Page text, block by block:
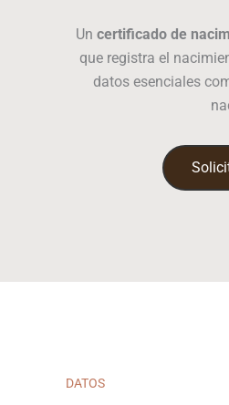
Un certificado de
que registra el
datos esenciales
DATOS